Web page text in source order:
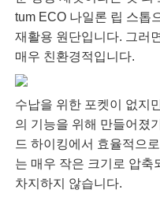
tum ECO 나일론 립 스톱
재활용 원단입니다. 그러
매우 친환경적입니다.
수납을 위한 포켓이 없지
의 기능을 위해 만들어졌
드 하이킹에서 효율적으
는 매우 작은 크기로 압축
차지하지 않습니다.